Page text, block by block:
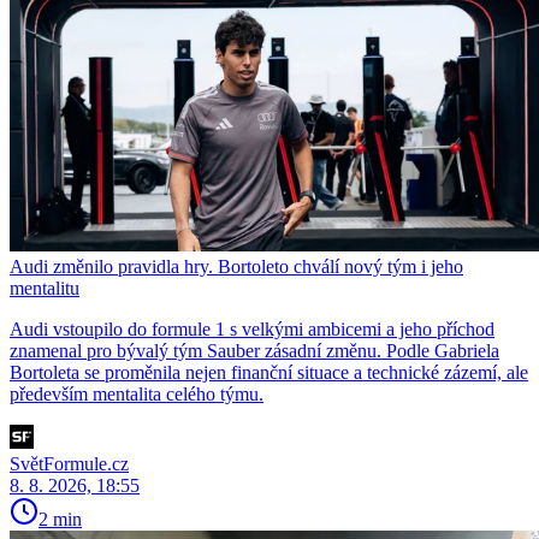
Audi změnilo pravidla hry. Bortoleto chválí nový tým i jeho
mentalitu
Audi vstoupilo do formule 1 s velkými ambicemi a jeho příchod
znamenal pro bývalý tým Sauber zásadní změnu. Podle Gabriela
Bortoleta se proměnila nejen finanční situace a technické zázemí, ale
především mentalita celého týmu.
SvětFormule.cz
8. 8. 2026, 18:55
2 min